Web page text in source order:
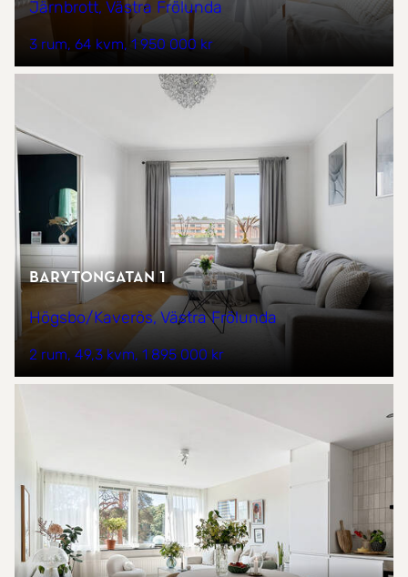
Järnbrott, Västra Frölunda
3 rum 64 kvm 1 950 000 kr
Barytongatan 1
Högsbo/Kaverös, Västra Frölunda
2 rum 49,3 kvm 1 895 000 kr